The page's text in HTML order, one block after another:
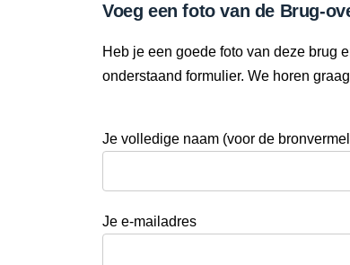
Voeg een foto van de Brug-
Heb je een goede foto van deze brug
onderstaand formulier. We horen
Je volledige naam (voor de
Je e-mailadres